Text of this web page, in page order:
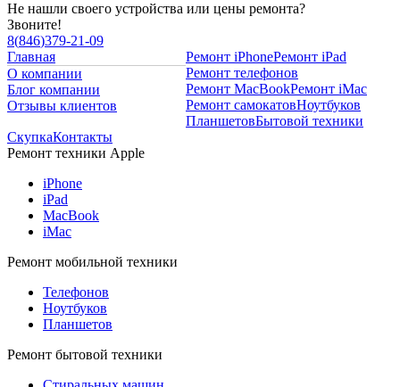
Не нашли своего устройства или цены ремонта?
Звоните!
8(846)379-21-09
Главная
О компании
Блог компании
Отзывы клиентов
Ремонт iPhoneРемонт iPad
Ремонт телефонов
Ремонт MacBookРемонт iMac
Ремонт самокатовНоутбуков
ПланшетовБытовой техники
СкупкаКонтакты
Ремонт техники Apple
iPhone
iPad
MacBook
iMac
Ремонт мобильной техники
Телефонов
Ноутбуков
Планшетов
Ремонт бытовой техники